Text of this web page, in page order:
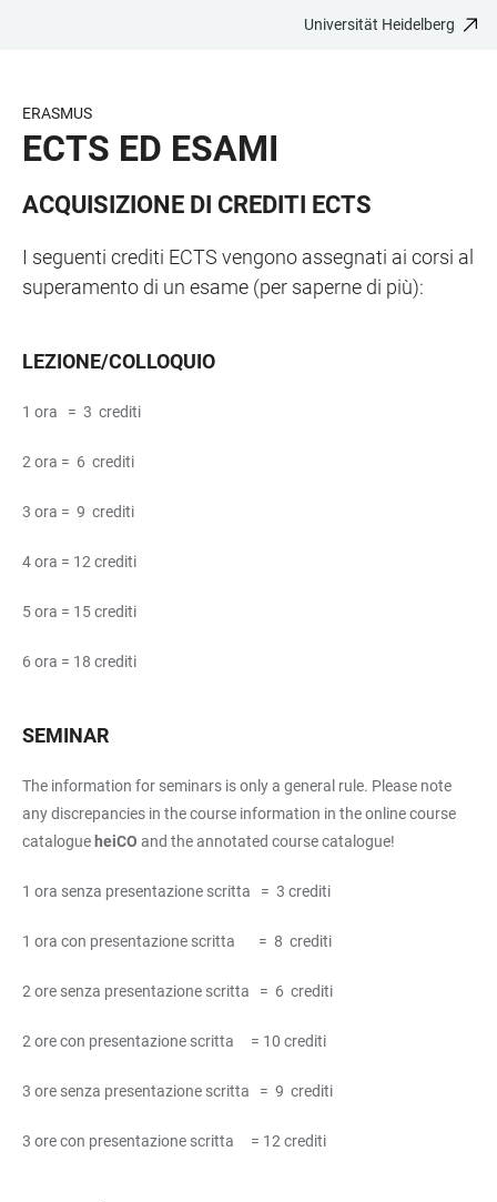
BARRIEREFREIHEIT
Universität Heidelberg
ERASMUS
ECTS ED ESAMI
ACQUISIZIONE DI CREDITI ECTS
I seguenti crediti ECTS vengono assegnati ai corsi al
superamento di un esame (per saperne di più):
LEZIONE/COLLOQUIO
1 ora = 3 crediti
2 ora = 6 crediti
3 ora = 9 crediti
4 ora = 12 crediti
5 ora = 15 crediti
6 ora = 18 crediti
SEMINAR
The information for seminars is only a general rule. Please note
any discrepancies in the course information in the online course
catalogue heiCO and the annotated course catalogue!
1 ora senza presentazione scritta = 3 crediti
1 ora con presentazione scritta = 8 crediti
2 ore senza presentazione scritta = 6 crediti
2 ore con presentazione scritta = 10 crediti
3 ore senza presentazione scritta = 9 crediti
3 ore con presentazione scritta = 12 crediti